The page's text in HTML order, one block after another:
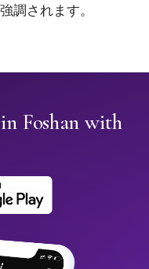
調されます。
Foshan with